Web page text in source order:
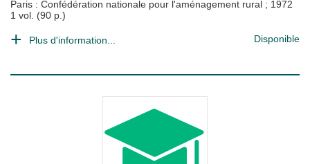
Paris : Confédération nationale pour l'aménagement rural ; 1972
1 vol. (90 p.)
Plus d'information... Disponible